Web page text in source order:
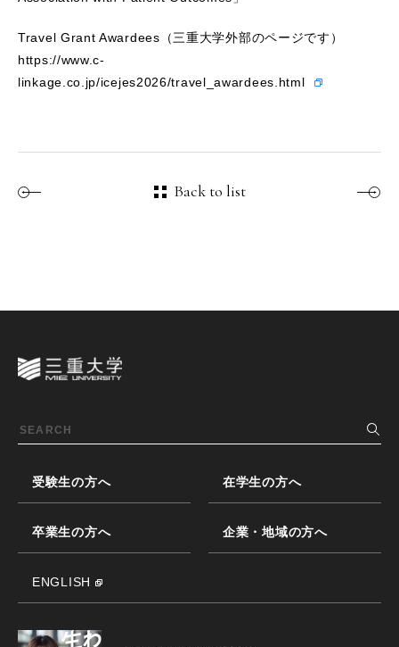
Travel Grant Awardees（三重大学外部のページです）
https://www.c-
linkage.co.jp/icejes2026/travel_awardees.html
Back to list
受験生の方へ 在学生の方へ
卒業生の方へ 企業・地域の方へ
ENGLISH